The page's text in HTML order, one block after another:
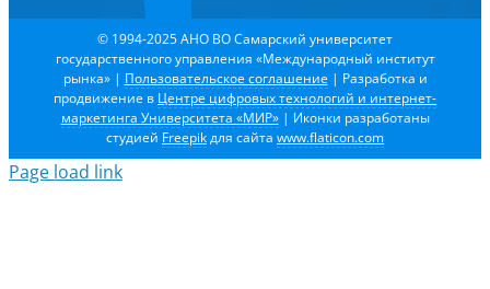
© 1994-2025 АНО ВО Самарский университет
государственного управления «Международный институт
рынка» | Пользовательское соглашение | Разработка и
продвижение в Центре цифровых технологий и интернет-
маркетинга Университета «МИР»| Иконки разработаны
студией Freepikдля сайта www.flaticon.com
Page load link